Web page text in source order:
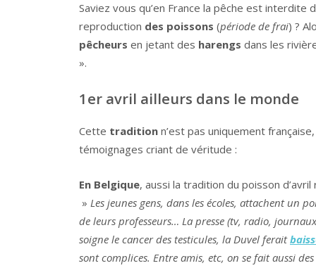
Saviez vous qu’en France la pêche est
reproduction des poissons (période de frai) ?
pêcheurs en jetant des harengs dans les
».
1er avril ailleurs dans le monde
Cette tradition n’est pas uniquement
témoignages criant de véritude :
En Belgique, aussi la tradition du poisson
» Les jeunes gens, dans les écoles, attachent un
de leurs professeurs… La presse (tv, radio,
soigne le cancer des testicules, la Duvel ferait
sont complices. Entre amis, etc, on se fait aussi